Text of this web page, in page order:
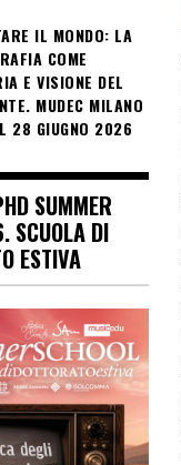
IL MONDO: LA
COME
E VISIONE DEL
MUDEC MILANO
28 GIUGNO 2026
SUMMER
SCUOLA DI
ESTIVA